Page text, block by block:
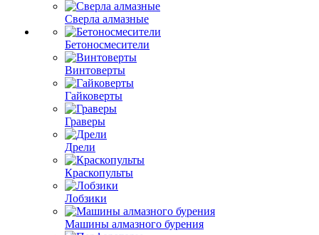
Сверла алмазные
Бетоносмесители
Винтоверты
Гайковерты
Граверы
Дрели
Краскопульты
Лобзики
Машины алмазного бурения